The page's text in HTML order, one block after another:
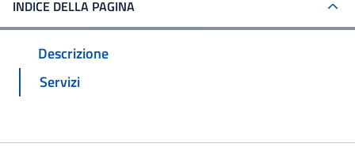
INDICE DELLA PAGINA
Descrizione
Servizi